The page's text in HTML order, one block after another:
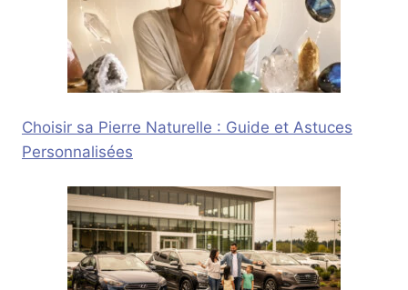
Choisir sa Pierre Naturelle : Guide et Astuces
Personnalisées